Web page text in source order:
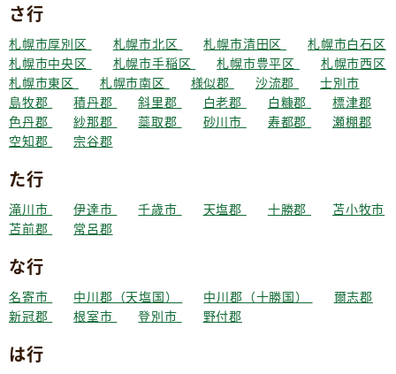
さ行
札幌市厚別区 札幌市北区 札幌市清田区
札幌市白石区
札幌市中央区
札幌市手稲区 札幌市豊平区
札幌市西区
札幌市東区
札幌市南区 様似郡 沙流郡
士別市
島牧郡
積丹郡 斜里郡 白老郡 白糠郡
標津郡
色丹郡
紗那郡 蘂取郡 砂川市 寿都郡
瀬棚郡
空知郡
宗谷郡
た行
滝川市 伊達市 千歳市 天塩郡 十勝郡
苫小牧市
苫前郡
常呂郡
な行
名寄市 中川郡（天塩国） 中川郡（十勝国）
爾志郡
新冠郡
根室市 登別市 野付郡
は行